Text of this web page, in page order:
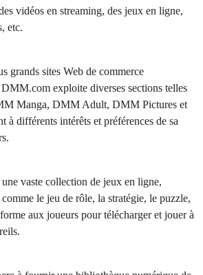
vidéos en streaming, des jeux en ligne,
etc.
grands sites Web de commerce
exploite diverses sections telles
Manga, DMM Adult, DMM Pictures et
à différents intérêts et préférences de sa
vaste collection de jeux en ligne,
le jeu de rôle, la stratégie, le puzzle,
aux joueurs pour télécharger et jouer à